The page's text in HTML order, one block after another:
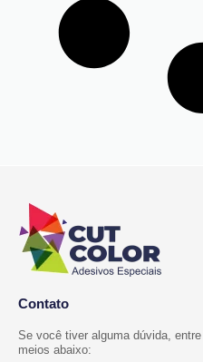
Contato
Se você tiver alguma dúvida,
meios abaixo: